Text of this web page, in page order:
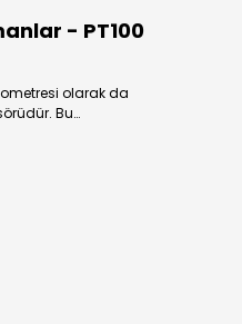
- PT100
olarak da
Bu…